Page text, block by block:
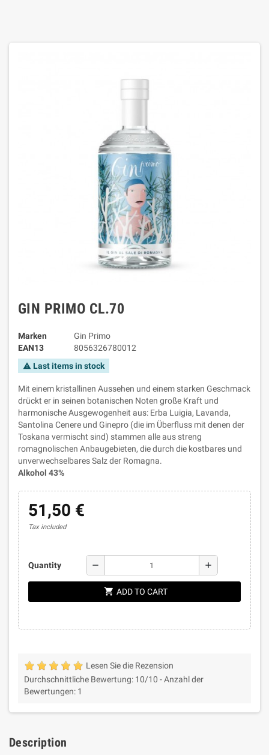
GIN PRIMO CL.70
Marken
Gin Primo
EAN13
8056326780012
warning Last items in stock
Mit einem kristallinen Aussehen und einem starken Geschmack
drückt er in seinen botanischen Noten große Kraft und
harmonische Ausgewogenheit aus: Erba Luigia, Lavanda,
Santolina Cenere und Ginepro (die im Überfluss mit denen der
Toskana vermischt sind) stammen alle aus streng
romagnolischen Anbaugebieten, die durch die kostbares und
unverwechselbares Salz der Romagna.
Alkohol 43%
51,50 €
Tax included
Quantity remove add
shopping_cart ADD TO CART
Lesen Sie die Rezension
Durchschnittliche Bewertung: 10/10 -Anzahl der
Bewertungen: 1
Description